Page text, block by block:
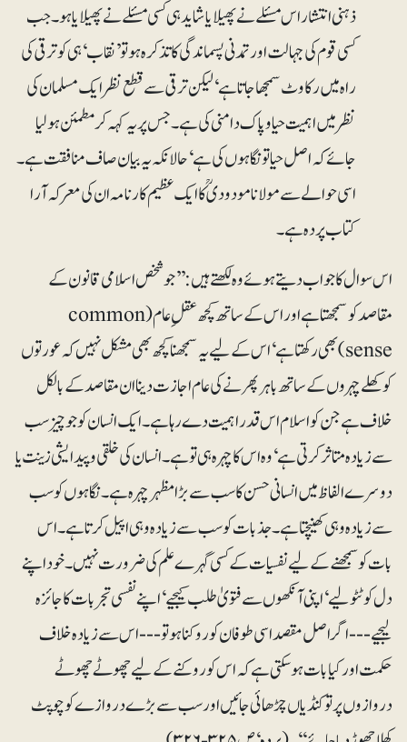
ذہنی انتشار اس مسئلے نے پھیلایا شاید ہی کسی مسئلے نے پھیلایا ہو۔ جب
کسی قوم کی جہالت اور تمدنی پسماندگی کا تذکرہ ہو تو ’نقاب‘ ہی کو ترقی کی
راہ میں رکاوٹ سمجھا جاتا ہے‘ لیکن ترقی سے قطع نظر ایک مسلمان کی
نظر میں اہمیت حیا و پاک دامنی کی ہے۔ جس پر یہ کہہ کر مطمئن ہو لیا
جائے کہ اصل حیا تو نگاہوں کی ہے‘ حالانکہ یہ بیان صاف منافقت ہے۔
اسی حوالے سے مولانا مودودیؒ کا ایک عظیم کارنامہ ان کی معرکہ آرا
کتاب پردہ ہے۔
اس سوال کا جواب دیتے ہوئے وہ لکھتے ہیں: ’’جو شخص اسلامی قانون کے
مقاصد کو سمجھتا ہے اور اس کے ساتھ کچھ عقلِ عام (common
sense) بھی رکھتا ہے‘ اس کے لیے یہ سمجھنا کچھ بھی مشکل نہیں کہ عورتوں
کو کھلے چہروں کے ساتھ باہر پھرنے کی عام اجازت دینا ان مقاصد کے بالکل
خلاف ہے جن کو اسلام اس قدر اہمیت دے رہا ہے۔ ایک انسان کو جو چیز سب
سے زیادہ متاثر کرتی ہے‘ وہ اس کا چہرہ ہی تو ہے۔ انسان کی خلقی و پیدایشی زینت یا
دوسرے الفاظ میں انسانی حسن کا سب سے بڑا مظہر چہرہ ہے۔ نگاہوں کو سب
سے زیادہ وہی کھینچتا ہے۔ جذبات کو سب سے زیادہ وہی اپیل کرتا ہے۔ اس
بات کو سمجھنے کے لیے نفسیات کے کسی گہرے علم کی ضرورت نہیں۔ خود اپنے
دل کو ٹٹولیے‘ اپنی آنکھوں سے فتویٰ طلب کیجیے‘ اپنے نفسی تجربات کا جائزہ
لیجیے --- اگر اصل مقصد اسی طوفان کو روکنا ہو تو --- اس سے زیادہ خلاف
حکمت اور کیا بات ہو سکتی ہے کہ اس کو روکنے کے لیے چھوٹے چھوٹے
دروازوں پر تو کنڈیاں چڑھائی جائیں اور سب سے بڑے دروازے کو چوپٹ